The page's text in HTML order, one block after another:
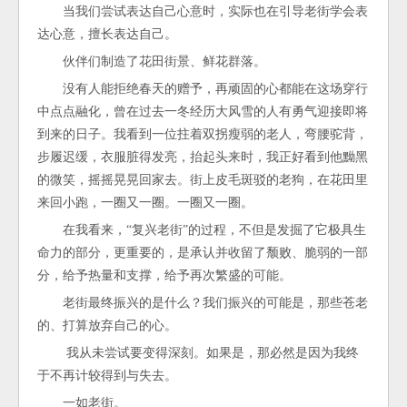
当我们尝试表达自己心意时，实际也在引导老街学会表
达心意，擅长表达自己。
伙伴们制造了花田街景、鲜花群落。
没有人能拒绝春天的赠予，再顽固的心都能在这场穿行
中点点融化，曾在过去一冬经历大风雪的人有勇气迎接即将
到来的日子。我看到一位拄着双拐瘦弱的老人，弯腰驼背，
步履迟缓，衣服脏得发亮，抬起头来时，我正好看到他黝黑
的微笑，摇摇晃晃回家去。街上皮毛斑驳的老狗，在花田里
来回小跑，一圈又一圈。一圈又一圈。
在我看来，“复兴老街”的过程，不但是发掘了它极具生
命力的部分，更重要的，是承认并收留了颓败、脆弱的一部
分，给予热量和支撑，给予再次繁盛的可能。
老街最终振兴的是什么？我们振兴的可能是，那些苍老
的、打算放弃自己的心。
我从未尝试要变得深刻。如果是，那必然是因为我终
于不再计较得到与失去。
一如老街。